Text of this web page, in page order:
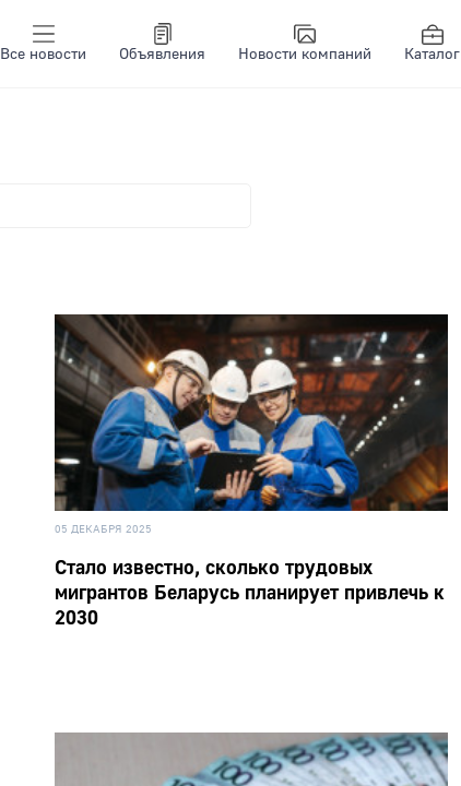
Все новости Объявления Новости компаний Каталог
05 ДЕКАБРЯ 2025
Стало известно, сколько трудовых
мигрантов Беларусь планирует привлечь к
2030